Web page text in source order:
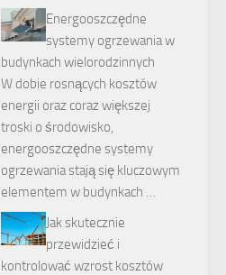
Energooszczędne
systemy ogrzewania w
budynkach wielorodzinnych
W dobie rosnących kosztów
energii oraz coraz większej
troski o środowisko,
energooszczędne systemy
ogrzewania stają się kluczowym
elementem w budynkach …
Jak skutecznie
przewidzieć i
kontrolować wzrost kosztów